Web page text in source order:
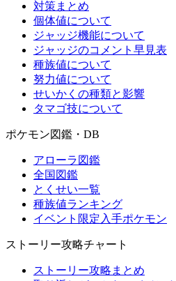
対策まとめ
個体値について
ジャッジ機能について
ジャッジのコメント早見表
種族値について
努力値について
せいかくの種類と影響
タマゴ技について
ポケモン図鑑・DB
アローラ図鑑
全国図鑑
とくせい一覧
種族値ランキング
イベント限定入手ポケモン
ストーリー攻略チャート
ストーリー攻略まとめ